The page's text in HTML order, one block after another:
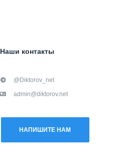
Наши контакты
@Diktorov_net
admin@diktorov.net
НАПИШИТЕ НАМ